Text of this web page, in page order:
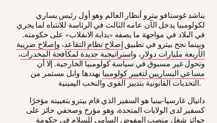
يناشد غوستافو بيترو أنظار العالم وهو أول رئيس يساري
لكولومبيا يدخل الآن عامه الثالث في الرئاسة للانتباه لما يجري
في البلاد في مواجهة ما يصفه «بداية الانقلاب» على حكومته.
وبينما نجح بيترو في تطبيق إصلاح نظام التقاعد، وإصلاح ضريبة
الأربعة مليارات دولار ، واستراتيجية جديدة لمكافحة المخدرات،
وتحول غير مسبوق في سياسة كولومبيا الخارجية. إلا أن
مساعي اليساريين لتغيير كولومبيا يهددها وابل مستمر من
التحديات القانونية بتدبير القوى والنخب اليمينية.
دانيال غارسيا-بينيا هو السفير الذي قام بيترو بتعيينه مؤخرًا
كسفير لدى الولايات المتحدة، وهو مؤرخ وصحفي حائز على
جوائز شغل منصب المفوض السامي للسلام في حكومة